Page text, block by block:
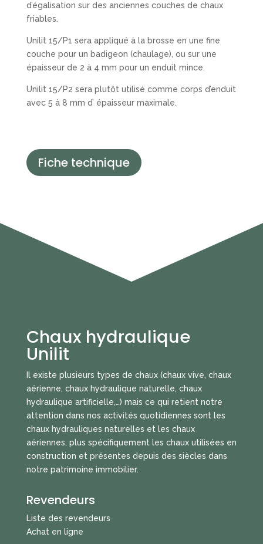
d’égalisation sur des anciennes couches de chaux
friables.
Unilit 15/P1 sera appliqué à la brosse en une fine
couche pour un badigeon (chaulage), ou sur une
épaisseur de 2 à 4 mm pour un enduit mince.
Unilit 15/P2 sera plutôt utilisé comme corps d’enduit
avec 5 à 8 mm d’ épaisseur maximale.
Fiche technique
Chaux hydraulique
Unilit
Il existe plusieurs types de chaux (chaux vive, chaux
aérienne, chaux hydraulique naturelle, chaux
hydraulique artificielle,…) mais ce qui retient notre
attention dans nos activités quotidiennes sont les
chaux hydrauliques naturelles et les chaux
aériennes, plus spécifiquement les chaux utilisées en
construction et présentes depuis des siècles dans
notre patrimoine immobilier.
Revendeurs
Liste des revendeurs
Achat en ligne